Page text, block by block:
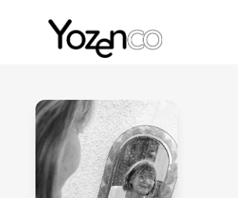
Yozenco - Organisateur de